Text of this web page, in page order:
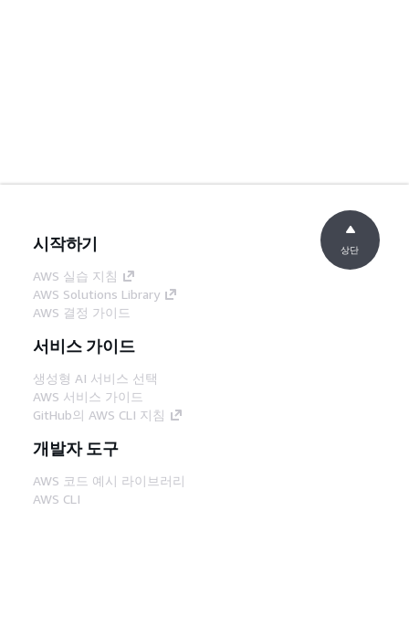
시작하기
AWS 실습 지침
AWS Solutions Library
AWS 결정 가이드
서비스 가이드
생성형 AI 서비스 선택
AWS 서비스 가이드
GitHub의 AWS CLI 지침
개발자 도구
AWS 코드 예시 라이브러리
AWS CLI
상단